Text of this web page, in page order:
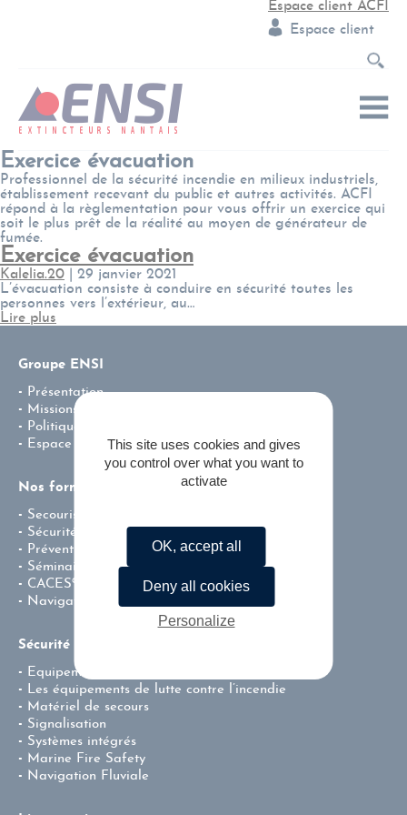
Espace client ACFI
Espace client
Exercice évacuation
Professionnel de la sécurité incendie en milieux industriels,
établissement recevant du public et autres activités. ACFI
répond à la règlementation pour vous offrir un exercice qui
soit le plus prêt de la réalité au moyen de générateur de
fumée.
Exercice évacuation
Kalelia.20
29 janvier 2021
L’évacuation consiste à conduire en sécurité toutes les
personnes vers l’extérieur, au…
Lire plus
Groupe ENSI
Présentation
Missions & valeurs
Politique environnementale de l’entreprise
Espace carrière
Nos formations
Secourisme
Sécurité incendie
Prévention – Centre de Test CACES®
Séminaire team building
CACES®
Navigation fluviale professionnelle
Sécurité & incendie
Equipement de protection individuel
Les équipements de lutte contre l’incendie
Matériel de secours
Signalisation
Systèmes intégrés
Marine Fire Safety
Navigation Fluviale
This site uses cookies and gives
you control over what you want to
activate
OK, accept all
Deny all cookies
Personalize